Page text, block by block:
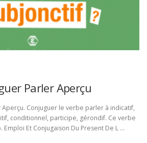
Parler Aperçu
Aperçu. Conjuguer le verbe parler à indicatif,
conditionnel, participe, gérondif. Ce verbe
Et Conjugaison Du Present De L …